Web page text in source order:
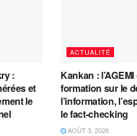
:
et
le
ACTUALITÉ
Kankan :
formation sur le
l’information,
le fact-checking
AOÛT 3, 2026